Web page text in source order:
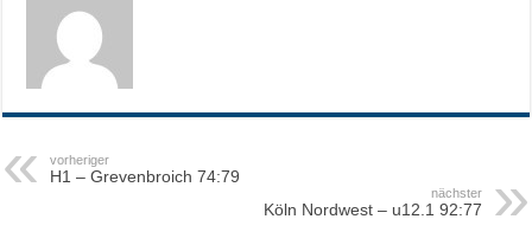
vorheriger
H1 – Grevenbroich 74:79
nächster
Köln Nordwest – u12.1 92:77